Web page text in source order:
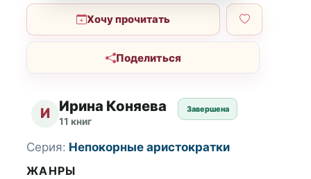
Хочу прочитать
Поделиться
И Ирина Коняева
11 книг
Завершена
Серия: Непокорные аристократки
ЖАНРЫ